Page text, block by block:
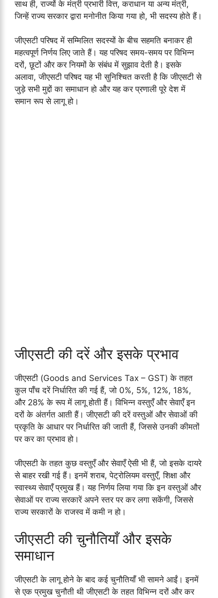
साथ ही, राज्यों के मंत्री प्रभारी वित्त, कराधान या अन्य मंत्री,
जिन्हें राज्य सरकार द्वारा मनोनीत किया गया हो, भी सदस्य होते हैं।
जीएसटी परिषद में सम्मिलित सदस्यों के बीच सहमति बनाकर ही
महत्वपूर्ण निर्णय लिए जाते हैं। यह परिषद समय-समय पर विभिन्न
दरों, छूटों और कर नियमों के संबंध में सुझाव देती है। इसके
अलावा, जीएसटी परिषद यह भी सुनिश्चित करती है कि जीएसटी से
जुड़े सभी मुद्दों का समाधान हो और यह कर प्रणाली पूरे देश में
समान रूप से लागू हो।
जीएसटी की दरें और इसके प्रभाव
जीएसटी (Goods and Services Tax – GST) के तहत
कुल पाँच दरें निर्धारित की गई हैं, जो 0%, 5%, 12%, 18%,
और 28% के रूप में लागू होती हैं। विभिन्न वस्तुएँ और सेवाएँ इन
दरों के अंतर्गत आती हैं। जीएसटी की दरें वस्तुओं और सेवाओं की
प्रकृति के आधार पर निर्धारित की जाती हैं, जिससे उनकी कीमतों
पर कर का प्रभाव हो।
जीएसटी के तहत कुछ वस्तुएँ और सेवाएँ ऐसी भी हैं, जो इसके दायरे
से बाहर रखी गई हैं। इनमें शराब, पेट्रोलियम वस्तुएँ, शिक्षा और
स्वास्थ्य सेवाएँ प्रमुख हैं। यह निर्णय लिया गया कि इन वस्तुओं और
सेवाओं पर राज्य सरकारें अपने स्तर पर कर लगा सकेंगी, जिससे
राज्य सरकारों के राजस्व में कमी न हो।
जीएसटी की चुनौतियाँ और इसके
समाधान
जीएसटी के लागू होने के बाद कई चुनौतियाँ भी सामने आईं। इनमें
से एक प्रमुख चुनौती थी जीएसटी के तहत विभिन्न दरों और कर